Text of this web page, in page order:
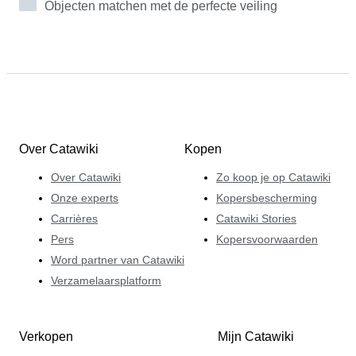
bekendste topwijnen besteedt Andrea ook graag
bemachtigen.
Objecten matchen met de perfecte veiling
Over Catawiki
Over Catawiki
Onze experts
Carrières
Pers
Word partner van Catawiki
Verzamelaarsplatform
Kopen
Zo koop je op Catawiki
Kopersbescherming
Catawiki Stories
Kopersvoorwaarden
Verkopen Mijn Catawiki